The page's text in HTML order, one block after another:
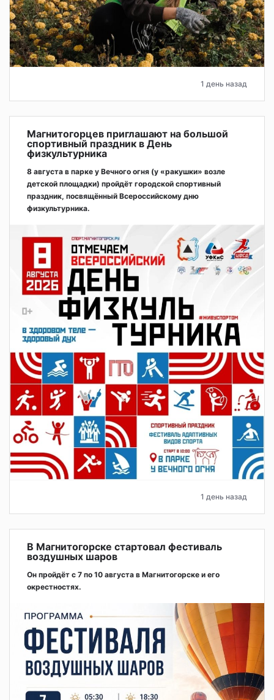
1 день назад
Магнитогорцев приглашают на большой
спортивный праздник в День
физкультурника
8 августа в парке у Вечного огня (у «ракушки» возле
детской площадки) пройдёт городской спортивный
праздник, посвящённый Всероссийскому дню
физкультурника.
1 день назад
В Магнитогорске стартовал фестиваль
воздушных шаров
Он пройдёт с 7 по 10 августа в Магнитогорске и его
окрестностях.